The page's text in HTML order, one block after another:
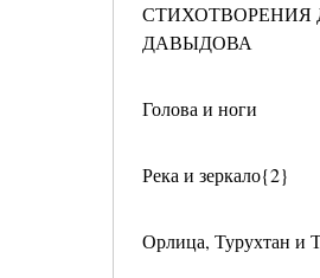
СТИХОТВОРЕНИЯ
ДАВЫДОВА
Голова и ноги
Река и зеркало{2}
Орлица, Турухтан и